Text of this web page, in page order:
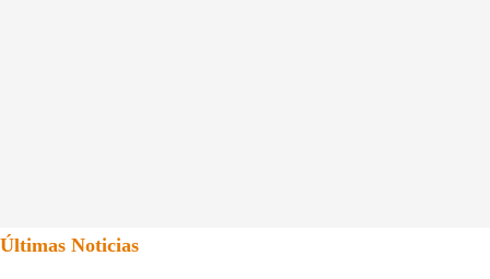
Últimas Noticias